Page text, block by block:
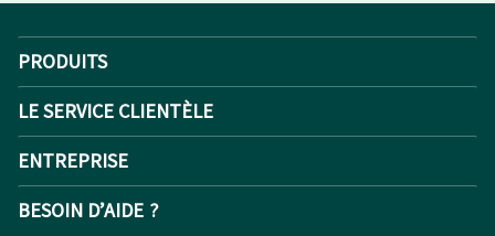
PRODUITS
LE SERVICE CLIENTÈLE
ENTREPRISE
BESOIN D’AIDE ?